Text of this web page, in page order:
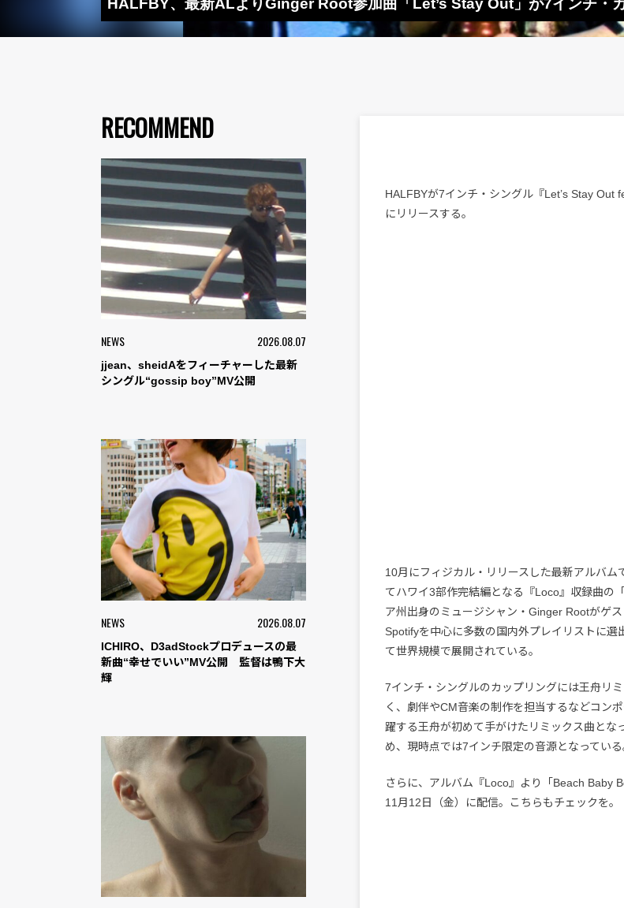
HALFBY、最新ALよりGinger Root参加曲「Let’s Stay Out」が7インチ・
RECOMMEND
NEWS 2026.08.07
jjean、sheidAをフィーチャーした最新
シングル“gossip boy”MV公開
NEWS 2026.08.07
ICHIRO、D3adStockプロデュースの最
新曲“幸せでいい”MV公開 監督は鴨下大
輝
HALFBYが7インチ・シングル『Let’s Stay Out
にリリースする。
10月にフィジカル・リリースした最新アルバム
てハワイ3部作完結編となる『Loco』収録曲の
ア州出身のミュージシャン・Ginger Rootがゲ
Spotifyを中心に多数の国内外プレイリストに選
て世界規模で展開されている。
7インチ・シングルのカップリングには王舟リ
く、劇伴やCM音楽の制作を担当するなどコン
躍する王舟が初めて手がけたリミックス曲とな
め、現時点では7インチ限定の音源となっている
さらに、アルバム『Loco』より「Beach Baby
11月12日（金）に配信。こちらもチェックを。